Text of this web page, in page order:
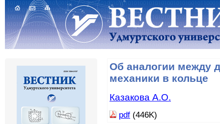
Об аналогии между
механики в кольце
Казакова А.О.
pdf (446K)